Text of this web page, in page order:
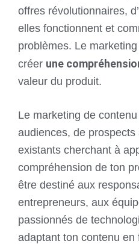
offres révolutionnaires,
elles fonctionnent et
problèmes. Le
créer une
valeur du produit.
Le marketing de
audiences, de
existants cherchant à
compréhension de ton
être destiné aux
entrepreneurs, aux
passionnés de
adaptant ton contenu en